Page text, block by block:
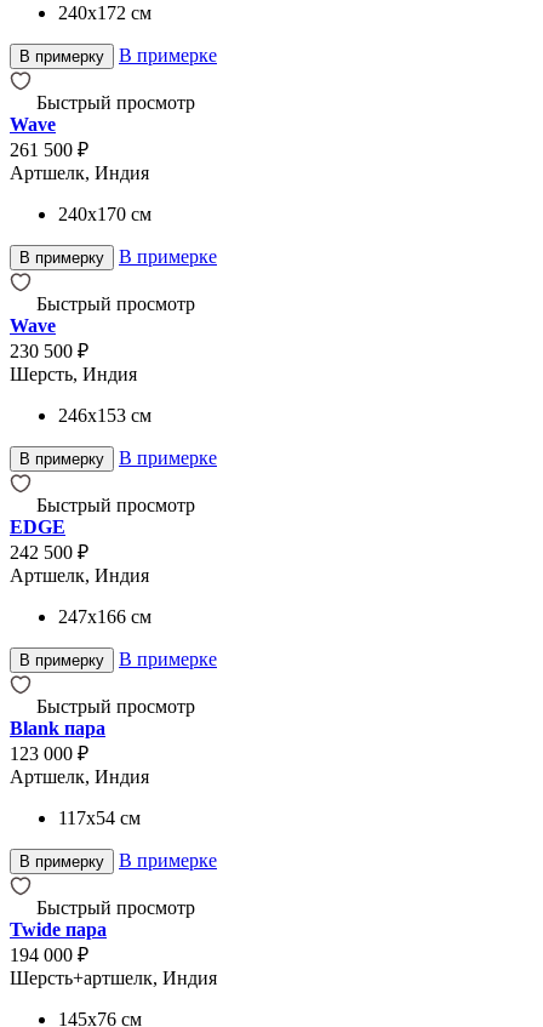
240x172 см
В примерку В примерке
Быстрый просмотр
Wave
261 500 ₽
Артшелк, Индия
240x170 см
В примерку В примерке
Быстрый просмотр
Wave
230 500 ₽
Шерсть, Индия
246x153 см
В примерку В примерке
Быстрый просмотр
EDGE
242 500 ₽
Артшелк, Индия
247x166 см
В примерку В примерке
Быстрый просмотр
Blank пара
123 000 ₽
Артшелк, Индия
117x54 см
В примерку В примерке
Быстрый просмотр
Twide пара
194 000 ₽
Шерсть+артшелк, Индия
145x76 см